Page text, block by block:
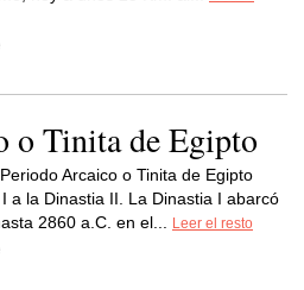
o Tinita de Egipto
Arcaico o Tinita de Egipto
a la Dinastia II. La Dinastia I abarcó
2860 a.C. en el...
Leer el resto